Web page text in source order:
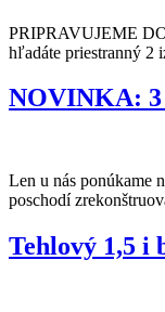
PRIPRAVUJEME
hľadáte priestranný 2
NOVINKA: 3
Len u nás ponúkame
poschodí
Tehlový 1,5 i